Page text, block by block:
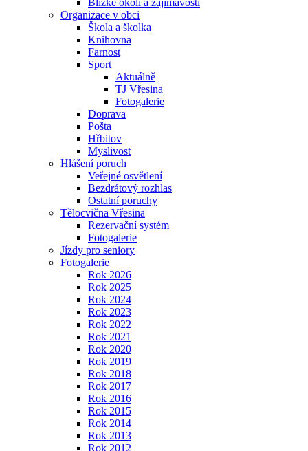
Blízké okolí a zajímavosti
Organizace v obci
Škola a školka
Knihovna
Farnost
Sport
Aktuálně
TJ Vřesina
Fotogalerie
Doprava
Pošta
Hřbitov
Myslivost
Hlášení poruch
Veřejné osvětlení
Bezdrátový rozhlas
Ostatní poruchy
Tělocvična Vřesina
Rezervační systém
Fotogalerie
Jízdy pro seniory
Fotogalerie
Rok 2026
Rok 2025
Rok 2024
Rok 2023
Rok 2022
Rok 2021
Rok 2020
Rok 2019
Rok 2018
Rok 2017
Rok 2016
Rok 2015
Rok 2014
Rok 2013
Rok 2012